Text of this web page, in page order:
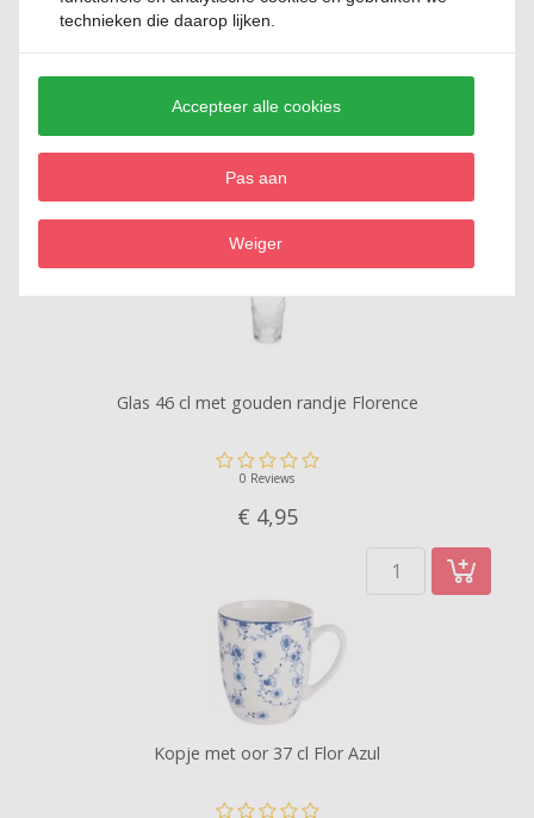
Glas 46 cl met gouden randje Florence
0 Reviews
€ 4,95
Kopje met oor 37 cl Flor Azul
technieken die daarop lijken.
Accepteer alle cookies
Pas aan
Weiger